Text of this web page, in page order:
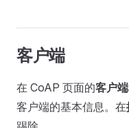
客户端
在 CoAP 页面的客户端
客户端的基本信息。在